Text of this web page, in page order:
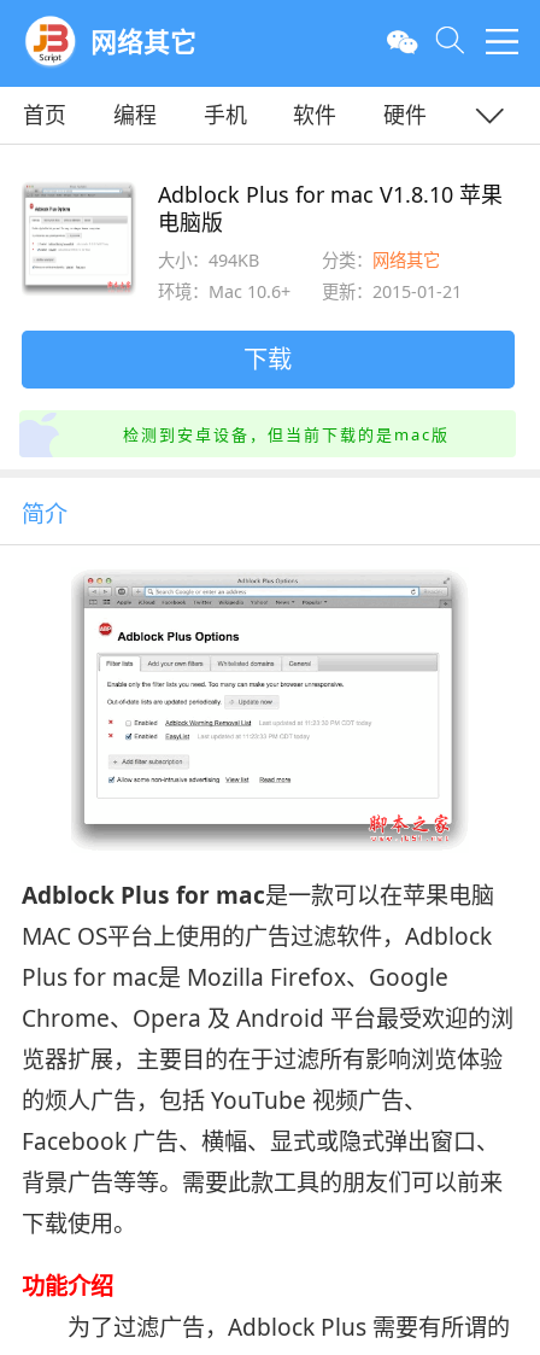
网络其它
首页 编程 手机 软件
硬件
Adblock Plus for mac V1.8.10 苹果
电脑版
大小：494KB 分类： 网络其它
环境：Mac 10.6+
更新：2015-01-21
下载
检测到安卓设备，但当前下载的是mac版
简介
Adblock Plus for mac是一款可以在苹果电脑
MAC OS平台上使用的广告过滤软件，Adblock
Plus for mac是 Mozilla Firefox、Google
Chrome、Opera 及 Android 平台最受欢迎的浏
览器扩展，主要目的在于过滤所有影响浏览体验
的烦人广告，包括 YouTube 视频广告、
Facebook 广告、横幅、显式或隐式弹出窗口、
背景广告等等。需要此款工具的朋友们可以前来
下载使用。
功能介绍
为了过滤广告，Adblock Plus 需要有所谓的